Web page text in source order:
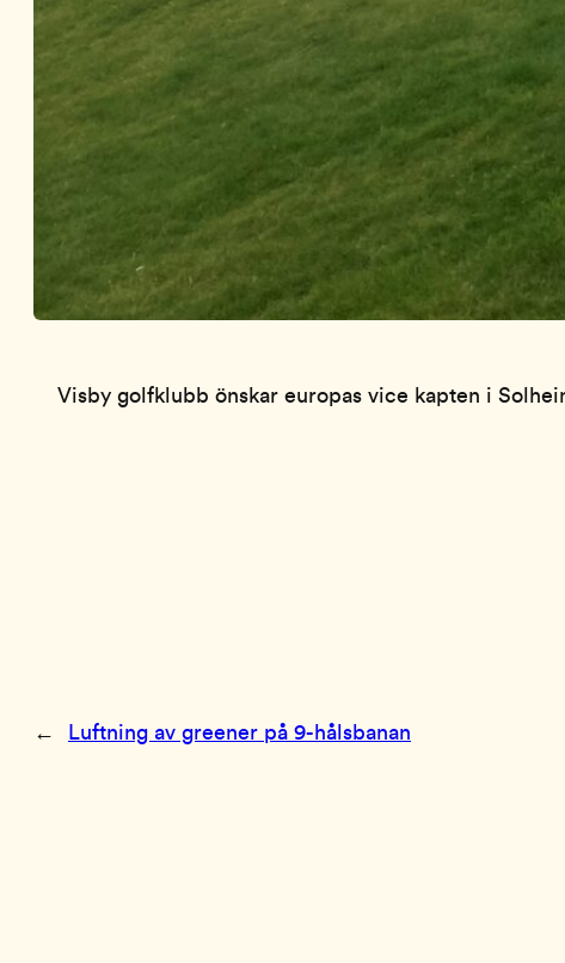
Visby golfklubb önskar europas vice kapten i
← Luftning av greener på 9-hålsbanan